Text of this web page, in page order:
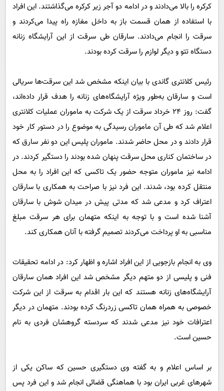
کرکره را بالا می‌دادند و در ادامه دو آجر زیر کرکره می‌گذاشتند. این افراد
با استفاده از همان قسمت باز به داخل مغازه راه پیدا می‌کردند و
سرقت را انجام می‌دادند. سارقان طی سرقت از این آرایشگاه زنانه
دستگاه تتو و دیگر لوازم را سرقت کرده بودند.
رئیس کلانتری گاندی با بیان اینکه مشخص شد این سرقت‌ها سریالی
است و سارقان به‌طور ویژه آرایشگاه‌های زنانه را هدف قرار داده‌اند،
گفت: روز ۲۴ خرداد سرقت از یک شرکت به ماموران عملیات کلانتری
اعلام شد که طی آن ماموران رسیدگی به موضوع را در دستور کار خود
قرار دادند و در محل حاضر شدند. ماموران پلیس این دو نفر سارق که
در ساختمان کناری محل سرقت پنهان شده بودند را دستگیر کردند. در
ادامه نیز ماموران متوجه حضور یک تاکسی که این افراد را به محل
منتقل کرده بود، شدند. این فرد نیز با صراحت به همکاری با سارقان
اعتراف کرد و مدعی شد که مدتی پیش در میدان شوش با سارقان
آشنا شده است و با توجه به اینکه متهمان برای هر سرقت مبلغ
مناسبی به او پرداخت می‌کردند تصمیم گرفته با آنان همکاری کند.
وی به انجام بازجویی از این افراد اشاره و اظهار کرد: در ادامه تحقیقات
فنی و پلیسی از دو متهم دیگر مشخص شد این افراد همان سارقان
آرایشگاه‌های زنانه هستند که این بار اقدام به سرقت از این شرکت
خصوصی به همراه همان تاکسی زردرنگ کرده بودند. متهمان در دیگر
اعترافات خود نیز مدعی شدند که سردسته گروهشان فردی به نام
حسین است.
بر اساس اعلام و به گفته وی دستگیری حسین که ساکن یکی از
شهر‌های غربی ایران بود با هماهنگی قضائی انجام شد و این فرد پس